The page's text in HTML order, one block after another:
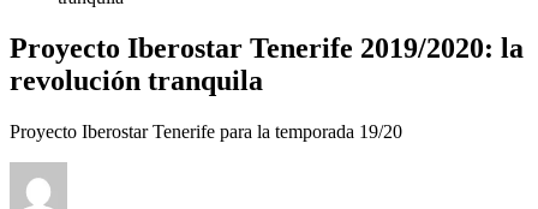
Proyecto Iberostar Tenerife 2019/2020: la
revolución tranquila
Proyecto Iberostar Tenerife para la temporada 19/20